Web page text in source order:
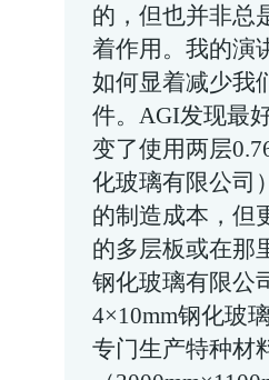
的，但也并非总
着作用。我的演
如何显着减少我
件。AGI发现最
变了使用两层
化玻璃有限公司
的制造成本，但
的多层板或在那
钢化玻璃有限公
4×10mm钢化玻
专门生产特种材